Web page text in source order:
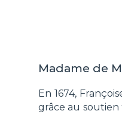
Madame de
En 1674,
grâce au soutien